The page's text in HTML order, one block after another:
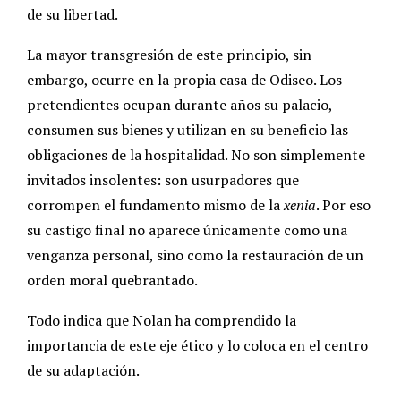
de su libertad.
La mayor transgresión de este principio, sin
embargo, ocurre en la propia casa de Odiseo. Los
pretendientes ocupan durante años su palacio,
consumen sus bienes y utilizan en su beneficio las
obligaciones de la hospitalidad. No son simplemente
invitados insolentes: son usurpadores que
corrompen el fundamento mismo de laxenia. Por eso
su castigo final no aparece únicamente como una
venganza personal, sino como la restauración de un
orden moral quebrantado.
Todo indica que Nolan ha comprendido la
importancia de este eje ético y lo coloca en el centro
de su adaptación.